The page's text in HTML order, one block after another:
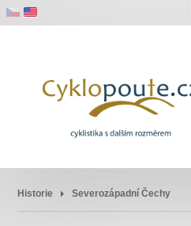
Slovensko 2026
Historie Severozápadní Čechy